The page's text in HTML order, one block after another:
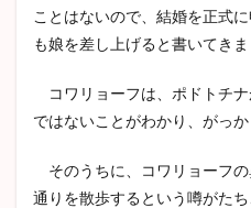
ことはないので、結婚を正式
も娘を差し上げると書いてきま
コワリョーフは、ポドトチ
ではないことがわかり、がっか
そのうちに、コワリョーフ
通りを散歩するという噂がた